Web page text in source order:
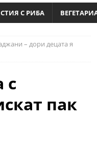
С РИБА
– дори децата я
с
пак